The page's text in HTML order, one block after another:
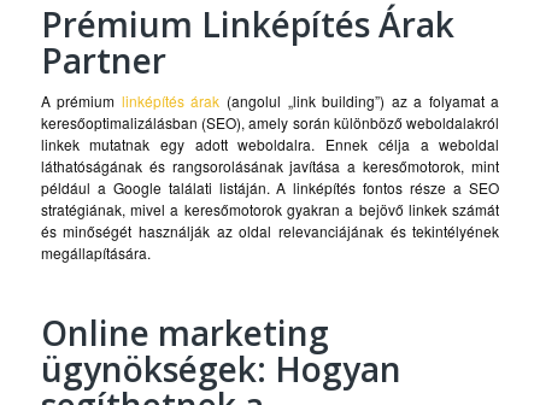
Prémium Linképítés Árak
Partner
A prémium linképítés árak (angolul „link building”) az a folyamat a
keresőoptimalizálásban (SEO), amely során különböző weboldalakról
linkek mutatnak egy adott weboldalra. Ennek célja a weboldal
láthatóságának és rangsorolásának javítása a keresőmotorok, mint
például a Google találati listáján. A linképítés fontos része a SEO
stratégiának, mivel a keresőmotorok gyakran a bejövő linkek számát
és minőségét használják az oldal relevanciájának és tekintélyének
megállapítására.
Online marketing
ügynökségek: Hogyan